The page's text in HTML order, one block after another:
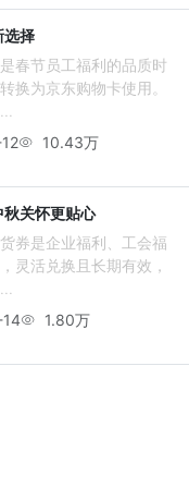
选择
春节员工福利的品质时
换为京东购物卡使用。
10.43万
关怀更贴心
券是企业福利、工会福
灵活兑换且长期有效，
1.80万